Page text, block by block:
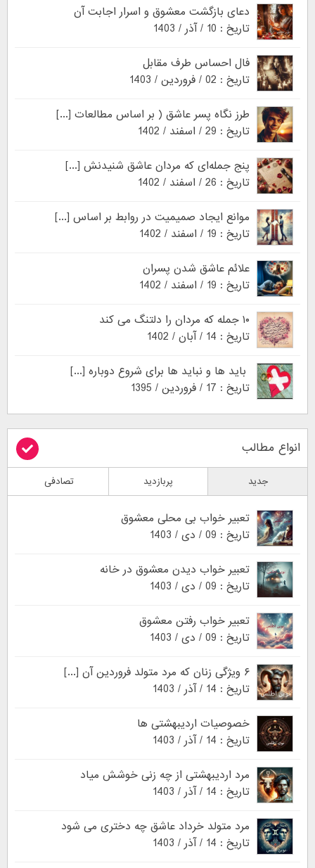
دعای بازگشت معشوق و اسرار اجابت آن
تاریخ : 10 / آذر / 1403
فال احساس طرف مقابل
تاریخ : 02 / فروردین / 1403
طرز نگاه پسر عاشق ( بر اساس مطالعات [...]
تاریخ : 29 / اسفند / 1402
پنج جمله‌ای که مردان عاشق شنیدنش [...]
تاریخ : 26 / اسفند / 1402
موانع ایجاد صمیمیت در روابط بر اساس [...]
تاریخ : 19 / اسفند / 1402
علائم عاشق شدن پسران
تاریخ : 19 / اسفند / 1402
۱۰ جمله که مردان را دلتنگ می کند
تاریخ : 14 / آبان / 1402
باید ها و نباید ها برای شروع دوباره [...]
تاریخ : 17 / فروردین / 1395
انواع مطالب
جدید پربازدید تصادفی
تعبیر خواب بی محلی معشوق
تاریخ : 09 / دی / 1403
تعبیر خواب دیدن معشوق در خانه
تاریخ : 09 / دی / 1403
تعبیر خواب رفتن معشوق
تاریخ : 09 / دی / 1403
۶ ویژگی زنان که مرد متولد فروردین آن [...]
تاریخ : 14 / آذر / 1403
خصوصیات اردیبهشتی ها
تاریخ : 14 / آذر / 1403
مرد اردیبهشتی از چه زنی خوشش میاد
تاریخ : 14 / آذر / 1403
مرد متولد خرداد عاشق چه دختری می شود
تاریخ : 14 / آذر / 1403